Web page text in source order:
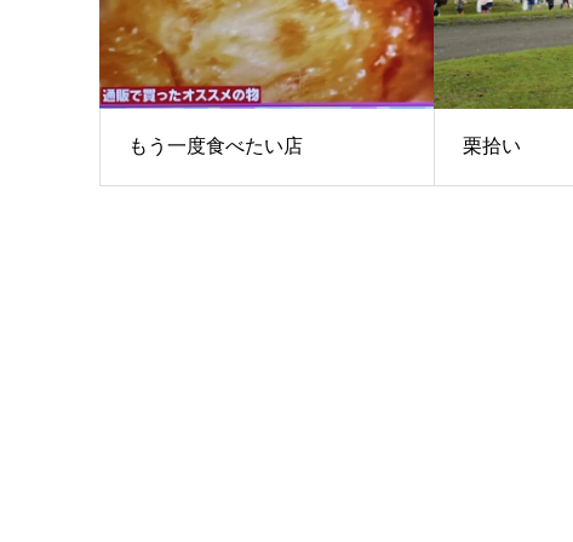
もう一度食べたい店 栗拾い